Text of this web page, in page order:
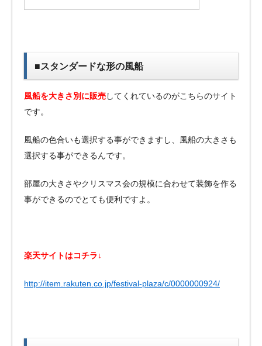
■スタンダードな形の風船
風船を大きさ別に販売してくれているのがこちらのサイト
です。
風船の色合いも選択する事ができますし、風船の大きさも
選択する事ができるんです。
部屋の大きさやクリスマス会の規模に合わせて装飾を作る
事ができるのでとても便利ですよ。
楽天サイトはコチラ↓
http://item.rakuten.co.jp/festival-plaza/c/0000000924/